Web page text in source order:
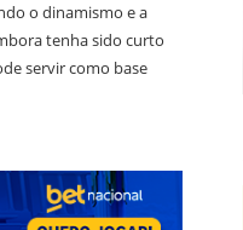
o dinamismo e a
tenha sido curto
servir como base